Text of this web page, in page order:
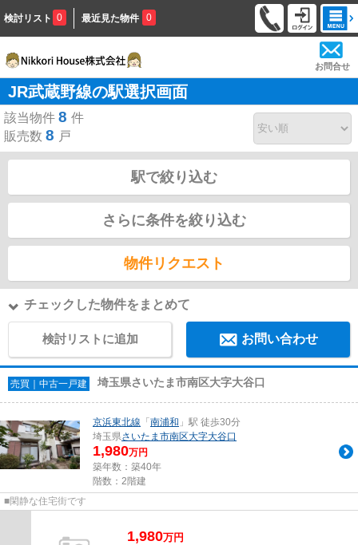
検討リスト 0 最近見た物件 0
お問合せ
JR武蔵野線の駅選択画面
該当物件 8 件
販売数 8 戸
駅で絞り込む
さらに条件を絞り込む
物件リクエスト
チェックした物件をまとめて
検討リストに追加 お問い合わせ
売買｜中古一戸建 埼玉県さいたま市南区大字大谷口
京浜東北線 「 南浦和 」駅 徒歩30分
埼玉県さいたま市南区大字大谷口
1,980万円
築年数：築40年
階数：2階建
■閑静な住宅街です
1,980万円